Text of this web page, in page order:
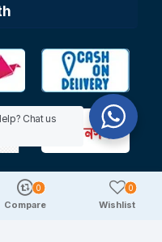
All Rights Reserved
Compare
0
Wishlist
0
Chat us